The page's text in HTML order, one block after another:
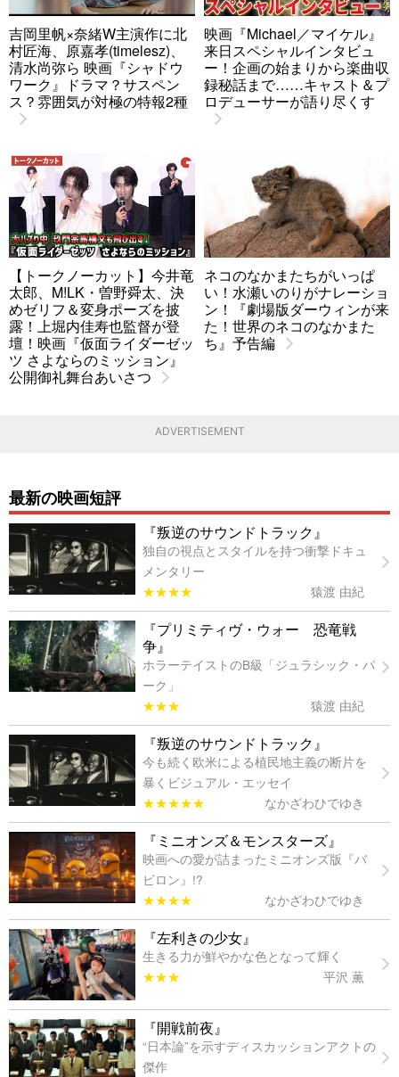
吉岡里帆×奈緒W主演作に北
村匠海、原嘉孝(timelesz)、
清水尚弥ら 映画『シャドウ
ワーク』ドラマ？サスペン
ス？雰囲気が対極の特報2種
映画『Michael／マイケル』
来日スペシャルインタビュ
ー！企画の始まりから楽曲収
録秘話まで……キャスト＆プ
ロデューサーが語り尽くす
【トークノーカット】今井竜
太郎、M!LK・曽野舜太、決
めゼリフ＆変身ポーズを披
露！上堀内佳寿也監督が登
壇！映画『仮面ライダーゼッ
ツ さよならのミッション』
公開御礼舞台あいさつ
ネコのなかまたちがいっぱ
い！水瀬いのりがナレーショ
ン！『劇場版ダーウィンが来
た！世界のネコのなかまた
ち』予告編
ADVERTISEMENT
最新の映画短評
『叛逆のサウンドトラック』
独自の視点とスタイルを持つ衝撃ドキュ
メンタリー
★★★★
猿渡 由紀
『プリミティヴ・ウォー 恐竜戦
争』
ホラーテイストのB級「ジュラシック・パ
ーク」
★★★
猿渡 由紀
『叛逆のサウンドトラック』
今も続く欧米による植民地主義の断片を
暴くビジュアル・エッセイ
★★★★★
なかざわひでゆき
『ミニオンズ＆モンスターズ』
映画への愛が詰まったミニオンズ版『バ
ビロン』!?
★★★★
なかざわひでゆき
『左利きの少女』
生きる力が鮮やかな色となって輝く
★★★
平沢 薫
『開戦前夜』
“日本論”を示すディスカッションアクトの
傑作